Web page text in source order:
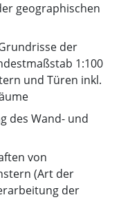
geographischen
der
1:100
und Türen inkl.
des Wand- und
von
(Art der
der